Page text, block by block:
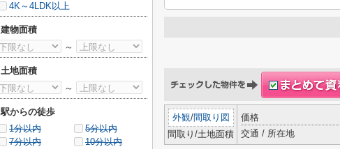
外観/間取り図
間取り/土地面積
価格
交通 / 所在地
4K～4LDK以上
建物面積
～
土地面積
～
駅からの徒歩
1分以内
5分以内
7分以内
10分以内